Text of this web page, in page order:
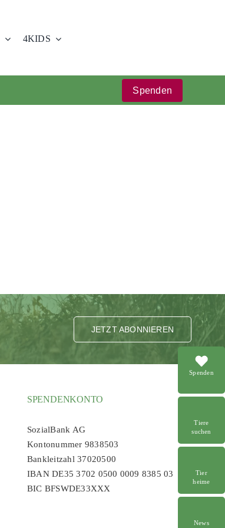
4KIDS
Spenden
Spenden
Tiere
suchen
Tier
heime
News
JETZT ABONNIEREN
SPENDENKONTO
SozialBank AG
Kontonummer 9838503
Bankleitzahl 37020500
IBAN DE35 3702 0500 0009 8385 03
BIC BFSWDE33XXX